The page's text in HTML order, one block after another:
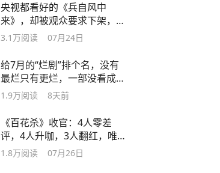
央视都看好的《兵自风中
来》，却被观众要求下架，理
由无法反驳!
3.1万阅读 07月24日
给7月的“烂剧”排个名，没有
最烂只有更烂，一部没看成功
避雷！
1.9万阅读 8天前
《百花杀》收官：4人零差
评，4人升咖，3人翻红，唯独
他被骂惨！
1.8万阅读 07月26日